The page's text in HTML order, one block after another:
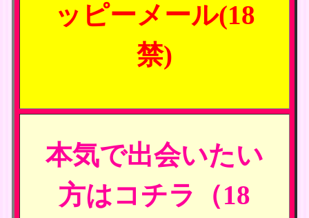
ッピーメール(18
禁)
本気で出会いたい
方はコチラ（18